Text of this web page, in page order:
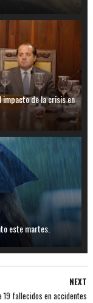
impacto de la crisis en
este martes.
NEXT
19 fallecidos en accidentes